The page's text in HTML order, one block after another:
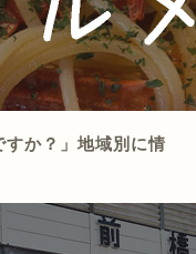
すか？」地域別に情